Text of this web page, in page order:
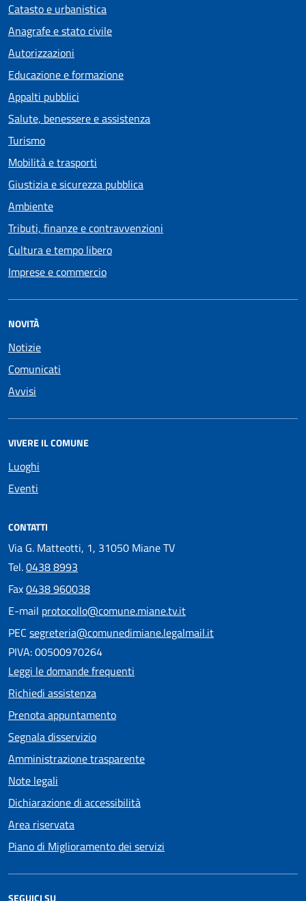
Catasto e urbanistica
Anagrafe e stato civile
Autorizzazioni
Educazione e formazione
Appalti pubblici
Salute, benessere e assistenza
Turismo
Mobilità e trasporti
Giustizia e sicurezza pubblica
Ambiente
Tributi, finanze e contravvenzioni
Cultura e tempo libero
Imprese e commercio
NOVITÀ
Notizie
Comunicati
Avvisi
VIVERE IL COMUNE
Luoghi
Eventi
CONTATTI
Via G. Matteotti, 1, 31050 Miane TV
Tel.0438 8993
Fax0438 960038
E-mail protocollo@comune.miane.tv.it
PEC segreteria@comunedimiane.legalmail.it
PIVA: 00500970264
Leggi le domande frequenti
Richiedi assistenza
Prenota appuntamento
Segnala disservizio
Amministrazione trasparente
Note legali
Dichiarazione di accessibilità
Area riservata
Piano di Miglioramento dei servizi
SEGUICI SU